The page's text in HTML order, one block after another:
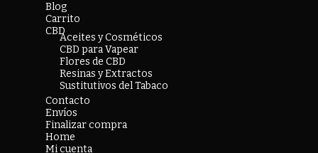
Blog
Carrito
CBD
Aceites y Cosméticos
CBD para Vapear
Flores de CBD
Resinas y Extractos
Sustitutivos del Tabaco
Contacto
Envíos
Finalizar compra
Home
Mi cuenta